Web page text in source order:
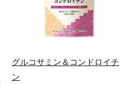
ンドロイチン硫酸など、美しさに磨
きをかける6成分をぎゅっと凝縮。
吸収もスムーズです。
グルコサミン＆コンドロイチ
ン